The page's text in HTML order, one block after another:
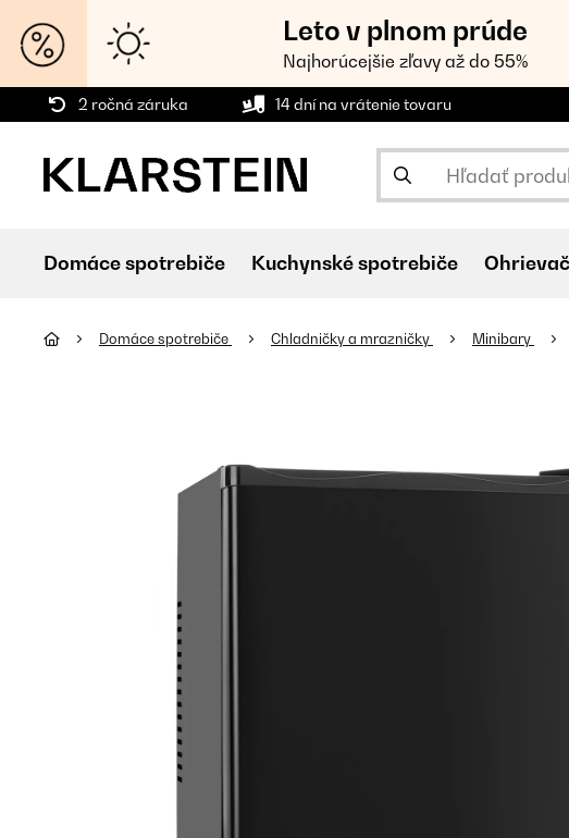
Leto v plnom prúde
Najhorúcejšie zľavy až do 55%
2 ročná záruka 14 dní na vrátenie tovaru
Domáce spotrebiče Kuchynské spotrebiče
Domáce spotrebiče Chladničky a mrazničky Minibary